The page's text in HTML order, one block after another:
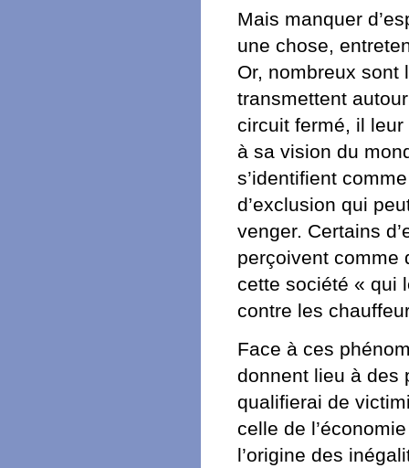
Mais manquer
une chose,
Or, nombreux sont
transmettent
circuit fermé, il
à sa vision du
s’identifient
d’exclusion qui
venger. Certains
perçoivent comme
cette société « qui
contre les
Face à ces
donnent lieu à des
qualifierai de
celle de
l’origine des